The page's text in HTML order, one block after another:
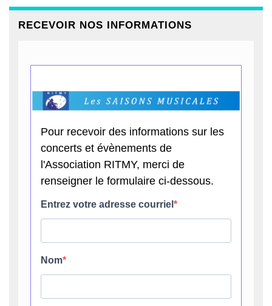
RECEVOIR NOS INFORMATIONS